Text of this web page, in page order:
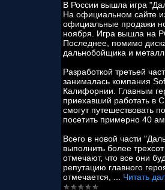
В России вышла игра
На официальном сайте
официальные продажи
ноября. Игра вышла на
Последнее, помимо
дальнобойщика и
Разработкой третьей
занималась компания
Калифорнии. Главным
приехавший работать в
смогут путешествовать
посетить примерно 40
Всего в новой части
выполнить более
отмечают, что все они
репутацию главного
отмечается, ... Читать